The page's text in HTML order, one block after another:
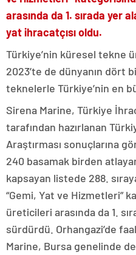
arasında da 1. sırada yer
yat ihracatçısı oldu.
Türkiye’nin küresel tekne
2023’te de dünyanın dört
teknelerle Türkiye’nin en
Sirena Marine, Türkiye
tarafından hazırlanan
Araştırması sonuçlarına
240 basamak birden
kapsayan listede 288.
“Gemi, Yat ve Hizmetleri”
üreticileri arasında da 1.
sürdürdü. Orhangazi’de
Marine, Bursa genelinde